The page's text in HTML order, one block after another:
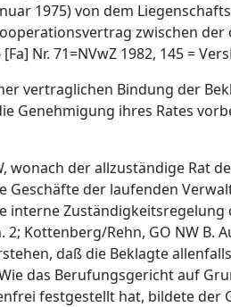
1975) von dem
zwischen
Nr. 71=NVwZ 1982, 145 =
vertraglichen Bindung der
Genehmigung ihres Rates
wonach der allzuständige Rat
der laufenden
Kottenberg/Rehn, GO NW B.
daß die Beklagte
das Berufungsgericht auf
festgestellt hat, bildete der